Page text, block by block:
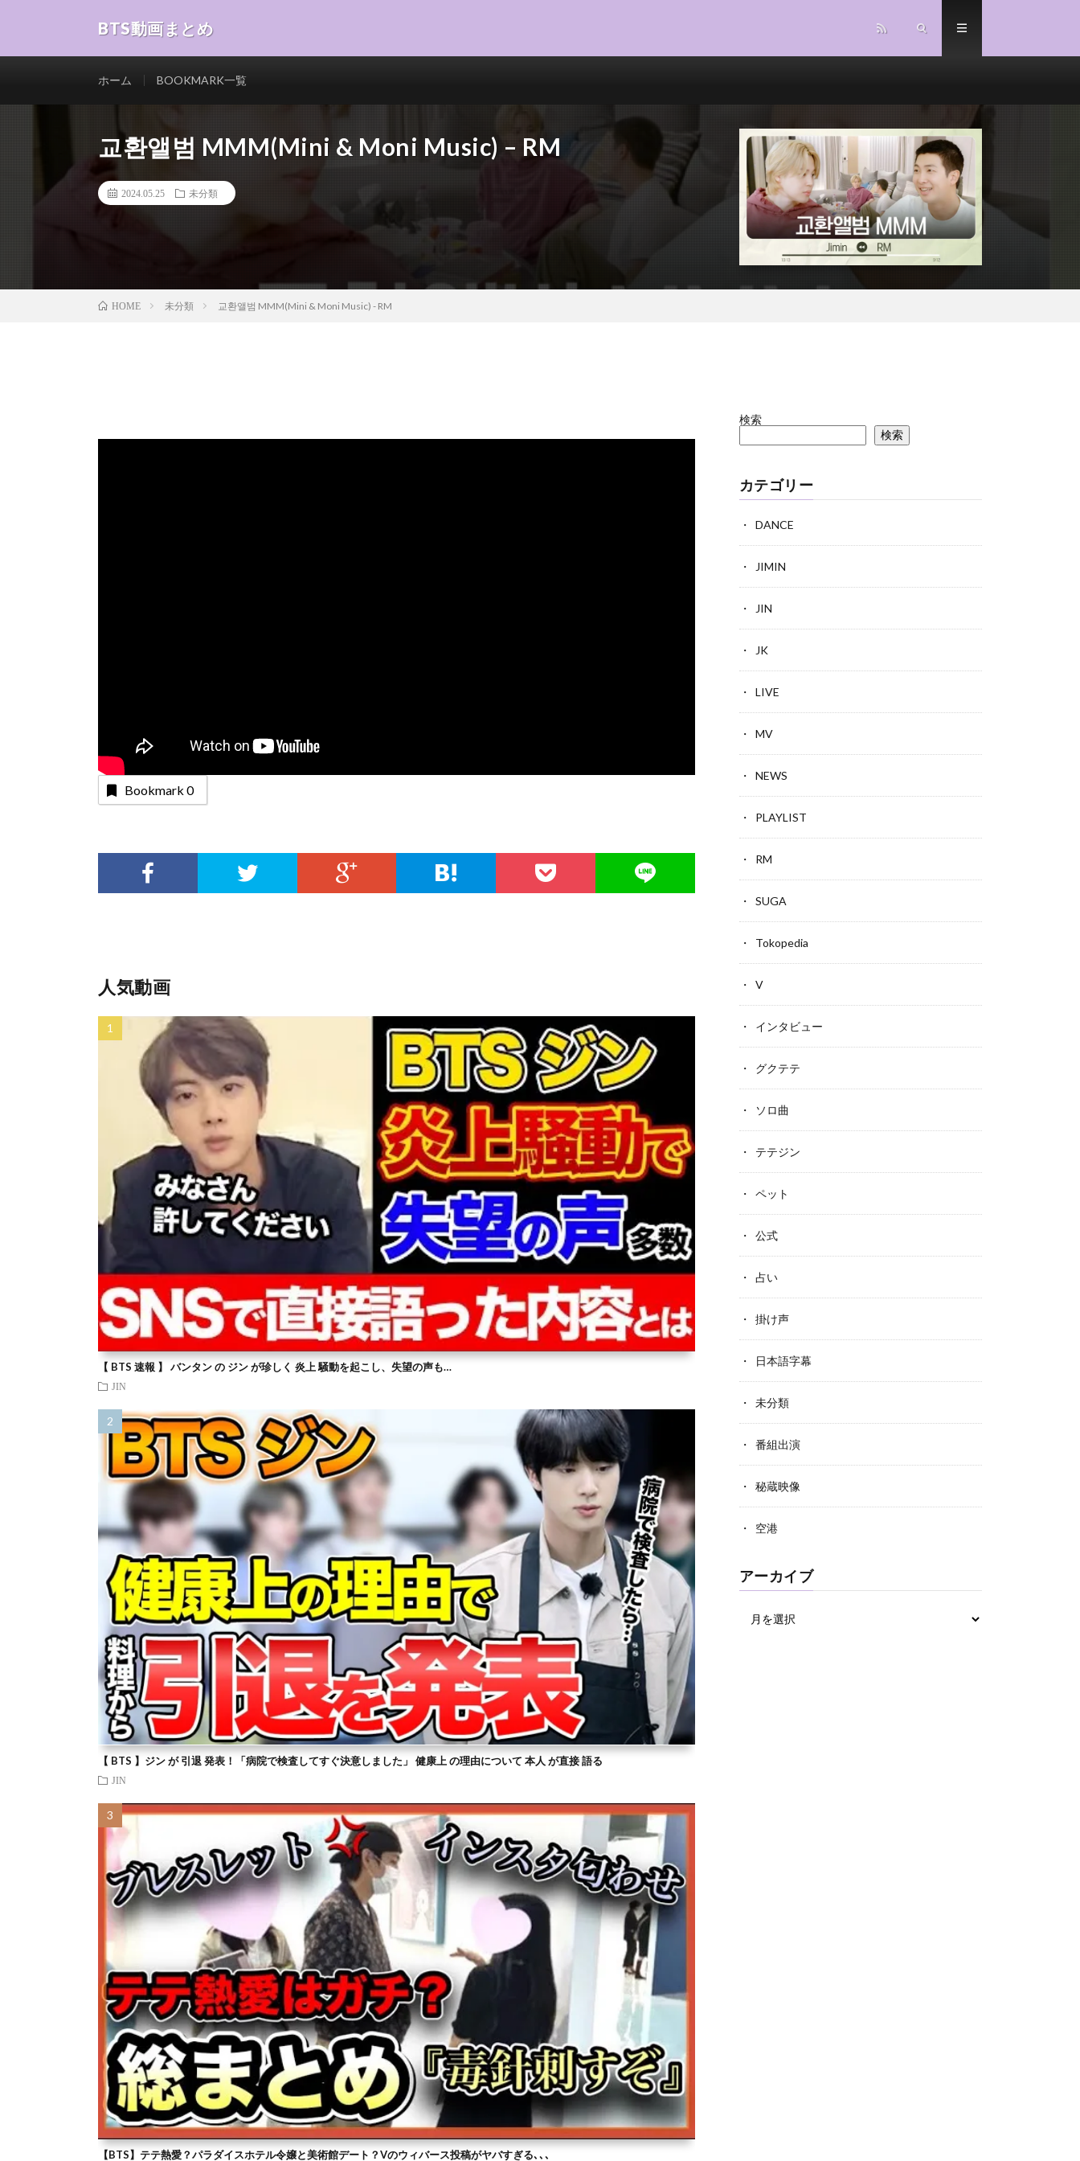
BTS動画まとめ
ホーム BOOKMARK一覧
교환앨범 MMM(Mini & Moni Music) – RM
2024.05.25 未分類
HOME 未分類 교환앨범 MMM(Mini & Moni Music) - RM
Bookmark 0
人気動画
【 BTS 速報 】 バンタン の ジン が珍しく 炎上 騒動を起こし、失望の声も…
JIN
【 BTS 】ジン が 引退 発表！「病院で検査してすぐ決意しました」 健康上 の理由について 本人 が直接 語る
JIN
【BTS】テテ熱愛？パラダイスホテル令嬢と美術館デート？Vのウィバース投稿がヤバすぎる､､､
検索
検索
カテゴリー
DANCE
JIMIN
JIN
JK
LIVE
MV
NEWS
PLAYLIST
RM
SUGA
Tokopedia
V
インタビュー
グクテテ
ソロ曲
テテジン
ペット
公式
占い
掛け声
日本語字幕
未分類
番組出演
秘蔵映像
空港
アーカイブ